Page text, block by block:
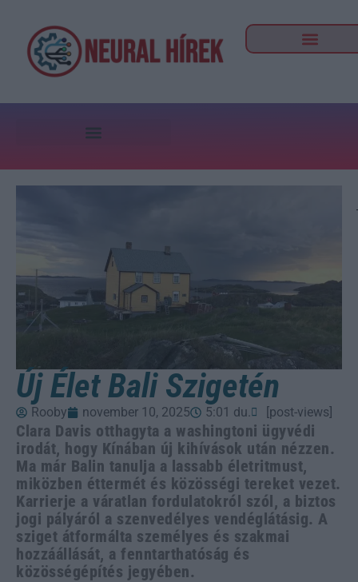
Új Élet Bali Szigetén
Rooby november 10, 2025 5:01 du. [post-views]
Clara Davis otthagyta a washingtoni ügyvédi
irodát, hogy Kínában új kihívások után nézzen.
Ma már Balin tanulja a lassabb életritmust,
miközben éttermét és közösségi tereket vezet.
Karrierje a váratlan fordulatokról szól, a biztos
jogi pályáról a szenvedélyes vendéglátásig. A
sziget átformálta személyes és szakmai
hozzáállását, a fenntarthatóság és
közösségépítés jegyében.